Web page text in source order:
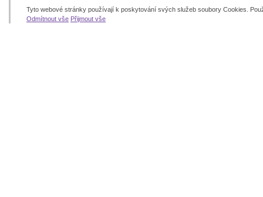
Tyto webové stránky používají k poskytování svých služeb soubory Cookies.